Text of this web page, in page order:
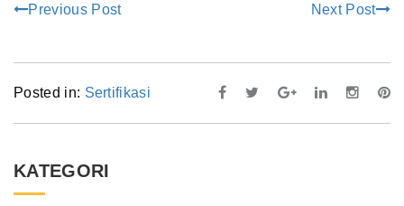
Previous Post Next Post
Posted in: Sertifikasi
KATEGORI